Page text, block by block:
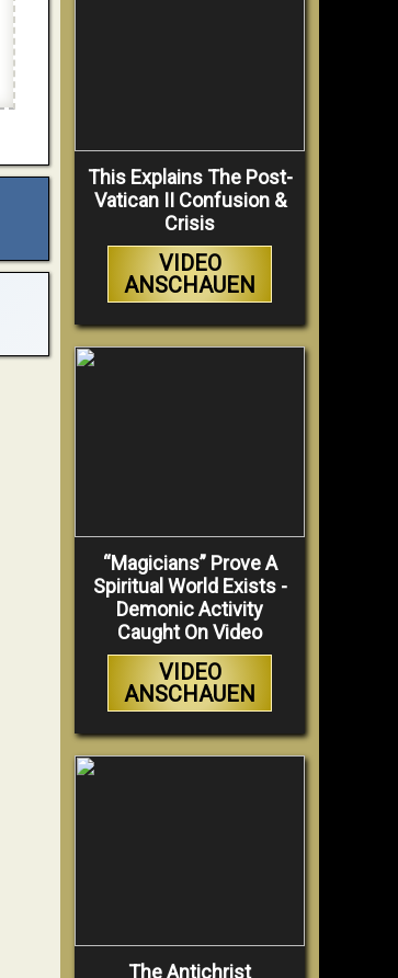
This Explains The Post-
Vatican II Confusion &
Crisis
VIDEO
ANSCHAUEN
“Magicians” Prove A
Spiritual World Exists -
Demonic Activity
Caught On Video
VIDEO
ANSCHAUEN
The Antichrist